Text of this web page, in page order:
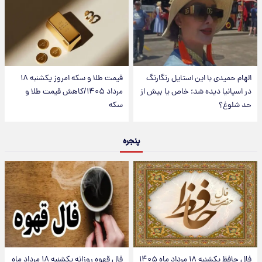
الهام حمیدی با این استایل رنگارنگ
در اسپانیا دیده شد؛ خاص یا بیش از
حد شلوغ؟
قیمت طلا و سکه امروز یکشنبه ۱۸
مرداد ۱۴۰۵/کاهش قیمت طلا و
سکه
پنجره